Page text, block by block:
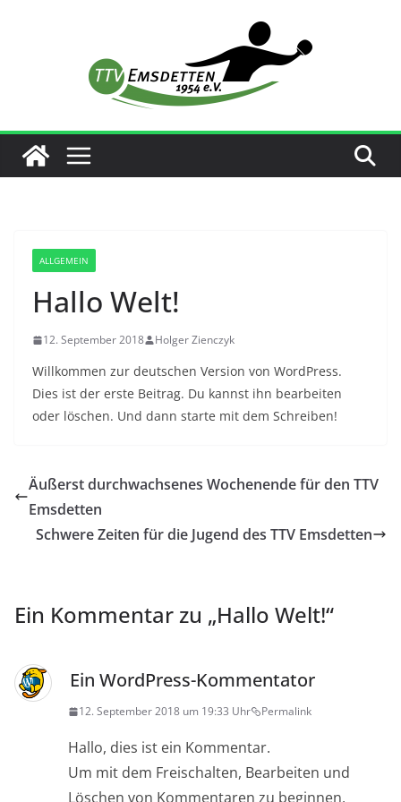
ALLGEMEIN
Hallo Welt!
12. September 2018 Holger Zienczyk
Willkommen zur deutschen Version von WordPress.
Dies ist der erste Beitrag. Du kannst ihn bearbeiten
oder löschen. Und dann starte mit dem Schreiben!
Äußerst durchwachsenes Wochenende für den TTV
Emsdetten
Schwere Zeiten für die Jugend des TTV Emsdetten
Ein Kommentar zu „Hallo Welt!“
Ein WordPress-Kommentator
12. September 2018 um 19:33 Uhr Permalink
Hallo, dies ist ein Kommentar.
Um mit dem Freischalten, Bearbeiten und
Löschen von Kommentaren zu beginnen,